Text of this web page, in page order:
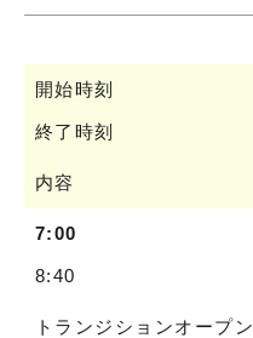
開始時刻
終了時刻
内容
7:00
8:40
トランジションオープン